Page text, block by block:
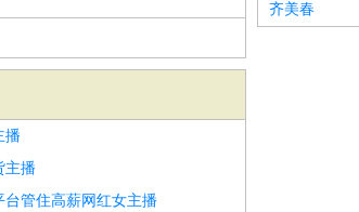
播
主播
管住高薪网红女主播
齐美春